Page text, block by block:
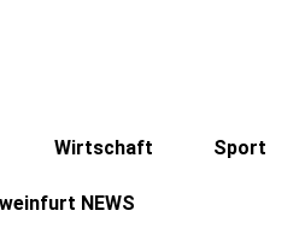
Wirtschaft Sport
NEWS